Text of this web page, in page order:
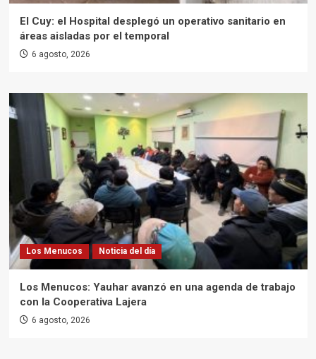
El Cuy: el Hospital desplegó un operativo sanitario en
áreas aisladas por el temporal
6 agosto, 2026
Los Menucos Noticia del día
Los Menucos: Yauhar avanzó en una agenda de trabajo
con la Cooperativa Lajera
6 agosto, 2026